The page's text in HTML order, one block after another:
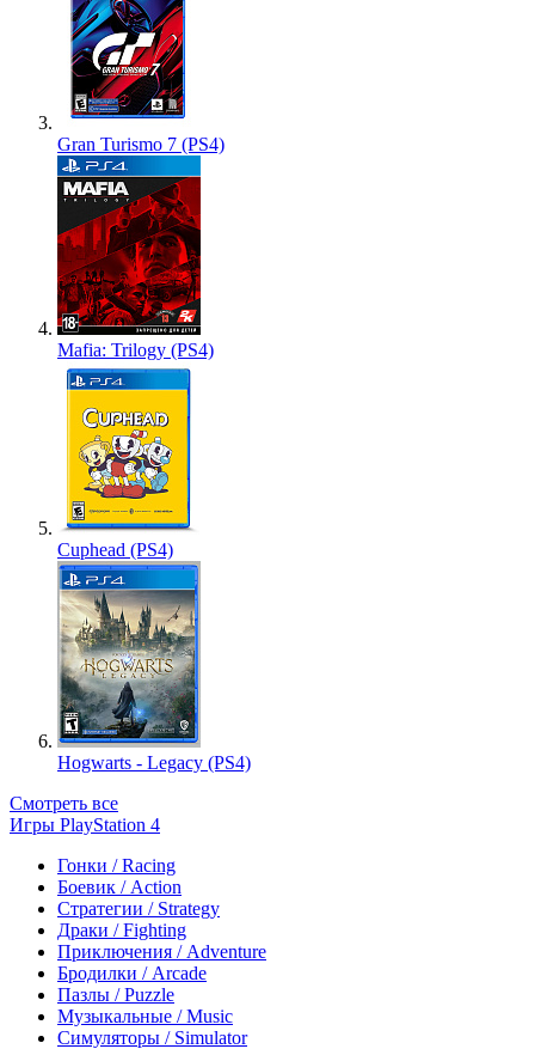
Gran Turismo 7 (PS4)
Mafia: Trilogy (PS4)
Cuphead (PS4)
Hogwarts - Legacy (PS4)
Смотреть все
Игры PlayStation 4
Гонки / Racing
Боевик / Action
Стратегии / Strategy
Драки / Fighting
Приключения / Adventure
Бродилки / Arcade
Пазлы / Puzzle
Музыкальные / Music
Симуляторы / Simulator